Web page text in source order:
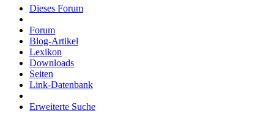
Dieses Forum
Forum
Blog-Artikel
Lexikon
Downloads
Seiten
Link-Datenbank
Erweiterte Suche